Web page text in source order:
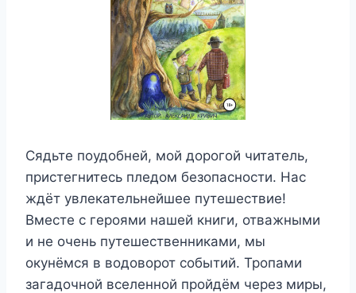
Сядьте поудобней, мой дорогой читатель,
пристегнитесь пледом безопасности. Нас
ждёт увлекательнейшее путешествие!
Вместе с героями нашей книги, отважными
и не очень путешественниками, мы
окунёмся в водоворот событий. Тропами
загадочной вселенной пройдём через миры,